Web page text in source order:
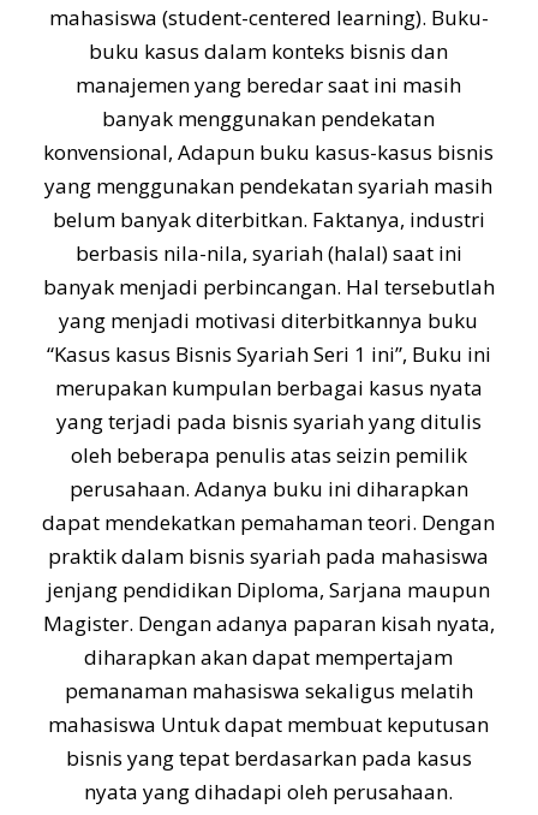
mahasiswa (student-centered learning). Buku-
buku kasus dalam konteks bisnis dan
manajemen yang beredar saat ini masih
banyak menggunakan pendekatan
konvensional, Adapun buku kasus-kasus bisnis
yang menggunakan pendekatan syariah masih
belum banyak diterbitkan. Faktanya, industri
berbasis nila-nila, syariah (halal) saat ini
banyak menjadi perbincangan. Hal tersebutlah
yang menjadi motivasi diterbitkannya buku
“Kasus kasus Bisnis Syariah Seri 1 ini”, Buku ini
merupakan kumpulan berbagai kasus nyata
yang terjadi pada bisnis syariah yang ditulis
oleh beberapa penulis atas seizin pemilik
perusahaan. Adanya buku ini diharapkan
dapat mendekatkan pemahaman teori. Dengan
praktik dalam bisnis syariah pada mahasiswa
jenjang pendidikan Diploma, Sarjana maupun
Magister. Dengan adanya paparan kisah nyata,
diharapkan akan dapat mempertajam
pemanaman mahasiswa sekaligus melatih
mahasiswa Untuk dapat membuat keputusan
bisnis yang tepat berdasarkan pada kasus
nyata yang dihadapi oleh perusahaan.